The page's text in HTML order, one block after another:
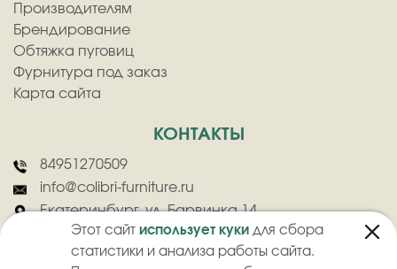
Этот сайт использует куки для сбора
статистики и анализа работы сайта.
Производителям
Брендирование
Обтяжка пуговиц
Фурнитура под заказ
Карта сайта
КОНТАКТЫ
84951270509
info@colibri-furniture.ru
Екатеринбург, ул. Барвинка 14